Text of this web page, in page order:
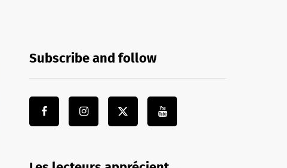
Subscribe and follow